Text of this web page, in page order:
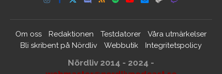
Om oss Redaktionen Testdatorer
Våra utmärkelser
Bli skribent på Nördliv
Webbutik Integritetspolicy
Nördliv 2014 - 2024 -